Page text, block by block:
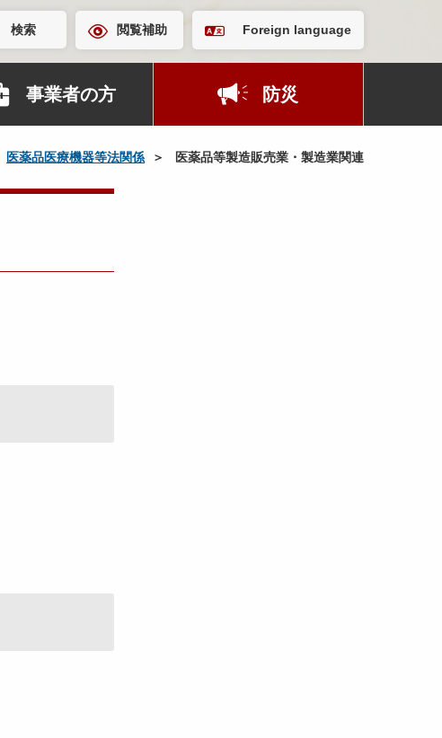
検索 閲覧補助 Foreign language
事業者の方 防災
医薬品医療機器等法関係 医薬品等製造販売業・製造業関連